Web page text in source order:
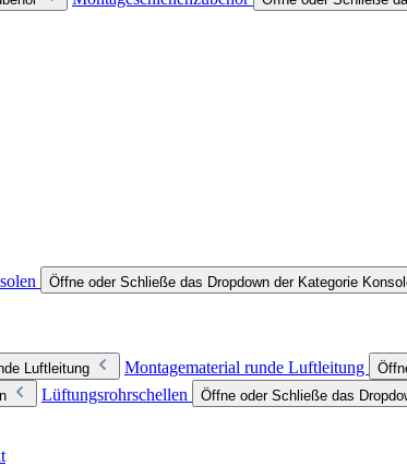
Öffne oder Schließe das Dropdown der Kategorie
Luftleitung Montagematerial runde Luftleitung
Lüftungsrohrschellen Öffne oder Schließe das